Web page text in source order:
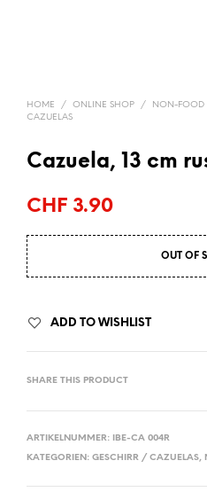
HOME / ONLINE SHOP / NON-FOOD
CAZUELAS
Cazuela, 13 cm
CHF 3.90
OUT OF
ADD TO WISHLIST
SHARE THIS PRODUCT
ARTIKELNUMMER:
IBE-CA 004R
KATEGORIEN: GESCHIRR / CAZUELAS,